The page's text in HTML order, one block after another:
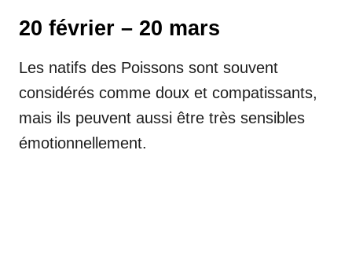
20 février – 20 mars
Les natifs des Poissons sont souvent
considérés comme doux et compatissants,
mais ils peuvent aussi être très sensibles
émotionnellement.